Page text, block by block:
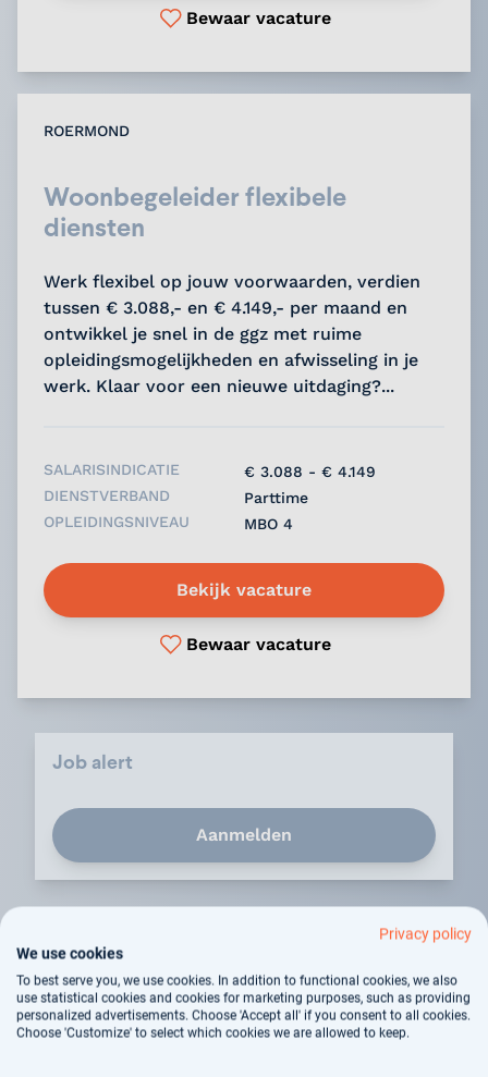
Job alert
Aanmelden
Bewaar vacature
ROERMOND
Woonbegeleider flexibele
diensten
Werk flexibel op jouw voorwaarden, verdien
tussen € 3.088,- en € 4.149,- per maand en
ontwikkel je snel in de ggz met ruime
opleidingsmogelijkheden en afwisseling in je
werk. Klaar voor een nieuwe uitdaging?...
SALARISINDICATIE
€ 3.088 - € 4.149
DIENSTVERBAND
Parttime
OPLEIDINGSNIVEAU
MBO 4
Bekijk vacature
Bewaar vacature
Over MET ggz
Mensen met psychische klachten ondersteunen.
Privacy policy
We use cookies
To best serve you, we use cookies. In addition to functional cookies, we also
use statistical cookies and cookies for marketing purposes, such as providing
personalized advertisements. Choose 'Accept all' if you consent to all cookies.
Choose 'Customize' to select which cookies we are allowed to keep.